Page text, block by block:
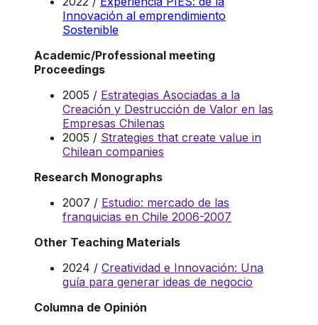
Innovación al emprendimiento
Sostenible
Academic/Professional meeting
Proceedings
2005 / Estrategias Asociadas a la
Creación y Destrucción de Valor en las
Empresas Chilenas
2005 / Strategies that create value in
Chilean companies
Research Monographs
2007 / Estudio: mercado de las
franquicias en Chile 2006-2007
Other Teaching Materials
2024 / Creatividad e Innovación: Una
guía para generar ideas de negocio
Columna de Opinión